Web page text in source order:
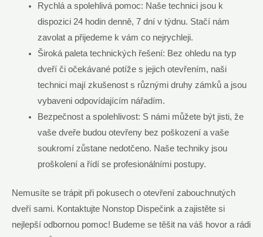
Rychlá a spolehlivá pomoc: Naše technici jsou k
dispozici 24 hodin denně, 7 dní v týdnu. Stačí nám
zavolat a přijedeme k vám co nejrychleji.
Široká paleta technických řešení: Bez ohledu na typ
dveří či očekávané potíže s jejich otevřením, naši
technici mají zkušenost s různými druhy zámků a jsou
vybaveni odpovídajícím nářadím.
Bezpečnost a spolehlivost: S námi můžete být jisti, že
vaše dveře budou otevřeny bez poškození a vaše
soukromí zůstane nedotčeno. Naše techniky jsou
proškolení a řídí se profesionálními postupy.
Nemusíte se trápit při pokusech o otevření zabouchnutých
dveří sami. Kontaktujte Nonstop Dispečink a zajistěte si
nejlepší odbornou pomoc! Budeme se těšit na váš hovor a rádi